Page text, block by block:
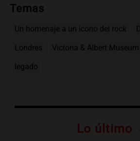
Temas
Un homenaje a un ícono del rock
Londres Victoria & Albert Museum
legado
Lo último